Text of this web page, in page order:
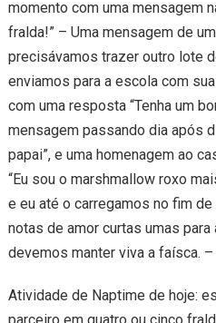
momento com uma mensagem
fralda!” – Uma mensagem de
precisávamos trazer outro lote
enviamos para a escola com
com uma resposta “Tenha um
mensagem passando dia após
papai”, e uma homenagem ao
“Eu sou o marshmallow roxo
e eu até o carregamos no fim
notas de amor curtas umas
devemos manter viva a faísca. –
Atividade de Naptime de hoje: